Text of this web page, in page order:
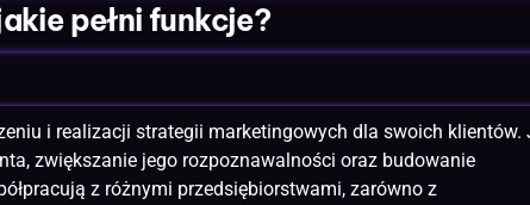
pełni funkcje?
i realizacji strategii marketingowych dla swoich klientów.
zwiększanie jego rozpoznawalności oraz budowanie
z różnymi przedsiębiorstwami, zarówno z